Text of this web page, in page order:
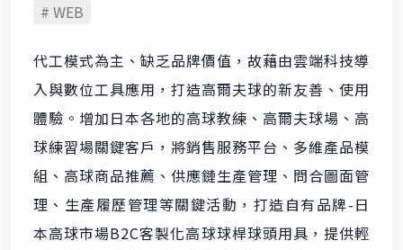
# WEB
代工模式為主、缺乏品牌價值，故藉由雲端科技導
入與數位工具應用，打造高爾夫球的新友善、使用
體驗。​ 增加日本各地的高球教練、高爾夫球場、高
球練習場關鍵客戶，將銷售服務平台、多維產品模
組、高球商品推薦、供應鏈生產管理、問合圖面管
理、生產履歷管理等關鍵活動，打造自有品牌-日
本高球市場B2C客製化高球球桿球頭用具，提供輕